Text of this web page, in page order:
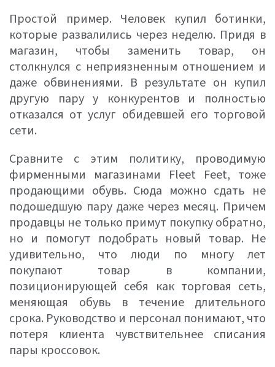
Простой пример. Человек купил ботинки,
которые развалились через неделю. Придя в
магазин, чтобы заменить товар, он
столкнулся с неприязненным отношением и
даже обвинениями. В результате он купил
другую пару у конкурентов и полностью
отказался от услуг обидевшей его торговой
сети.
Сравните с этим политику, проводимую
фирменными магазинами Fleet Feet, тоже
продающими обувь. Сюда можно сдать не
подошедшую пару даже через месяц. Причем
продавцы не только примут покупку обратно,
но и помогут подобрать новый товар. Не
удивительно, что люди по многу лет
покупают товар в компании,
позиционирующей себя как торговая сеть,
меняющая обувь в течение длительного
срока. Руководство и персонал понимают, что
потеря клиента чувствительнее списания
пары кроссовок.